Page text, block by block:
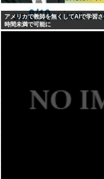
アメリカで教師を無くしてAIで学習
時間未満で可能に